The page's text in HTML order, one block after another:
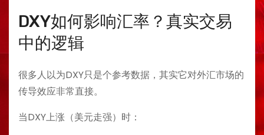
DXY如何影响汇率？真实交易
中的逻辑
很多人以为DXY只是个参考数据，其实它对外汇市场的
传导效应非常直接。
当DXY上涨（美元走强）时：